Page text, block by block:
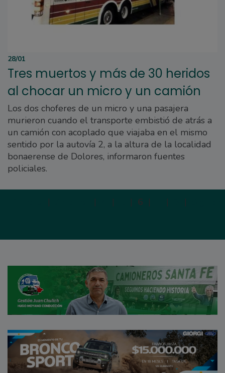
28/01
Tres muertos y más de 30 heridos
al chocar un micro y un camión
Los dos choferes de un micro y una pasajera
murieron cuando el transporte embistió de atrás a
un camión con acoplado que viajaba en el mismo
sentido por la autovía 2, a la altura de la localidad
bonaerense de Dolores, informaron fuentes
policiales.
| | | | 6 | | |